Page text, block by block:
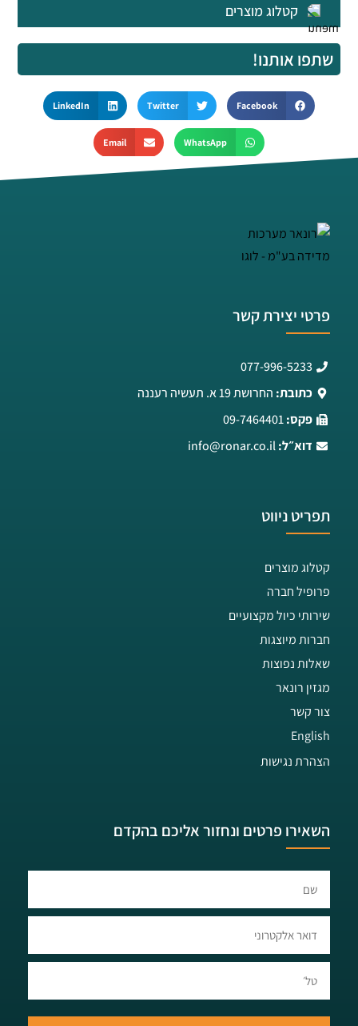
קטלוג מוצרים
שתפו אותנו!
Facebook
Twitter
LinkedIn
WhatsApp
Email
פרטי יצירת קשר
077-996-5233
כתובת: החרושת 19 א. תעשיה רעננה
פקס:09-7464401
דוא״ל: info@ronar.co.il
תפריט ניווט
קטלוג מוצרים
פרופיל חברה
שירותי כיול מקצועיים
חברות מיוצגות
שאלות נפוצות
מגזין רונאר
צור קשר
English
הצהרת נגישות
השאירו פרטים ונחזור אליכם בהקדם​​